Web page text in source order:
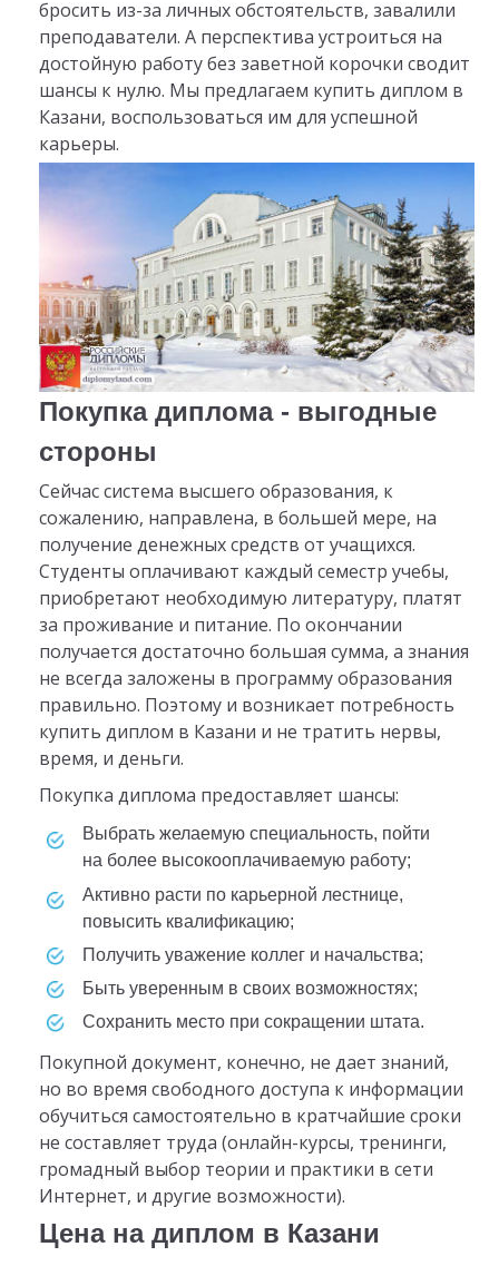
бросить из-за личных обстоятельств, завалили
преподаватели. А перспектива устроиться на
достойную работу без заветной корочки сводит
шансы к нулю. Мы предлагаем купить диплом в
Казани, воспользоваться им для успешной
карьеры.
Покупка диплома - выгодные
стороны
Сейчас система высшего образования, к
сожалению, направлена, в большей мере, на
получение денежных средств от учащихся.
Студенты оплачивают каждый семестр учебы,
приобретают необходимую литературу, платят
за проживание и питание. По окончании
получается достаточно большая сумма, а знания
не всегда заложены в программу образования
правильно. Поэтому и возникает потребность
купить диплом в Казани и не тратить нервы,
время, и деньги.
Покупка диплома предоставляет шансы:
выбрать желаемую специальность, пойти
на более высокооплачиваемую работу;
активно расти по карьерной лестнице,
повысить квалификацию;
получить уважение коллег и начальства;
быть уверенным в своих возможностях;
сохранить место при сокращении штата.
Покупной документ, конечно, не дает знаний,
но во время свободного доступа к информации
обучиться самостоятельно в кратчайшие сроки
не составляет труда (онлайн-курсы, тренинги,
громадный выбор теории и практики в сети
Интернет, и другие возможности).
Цена на диплом в Казани